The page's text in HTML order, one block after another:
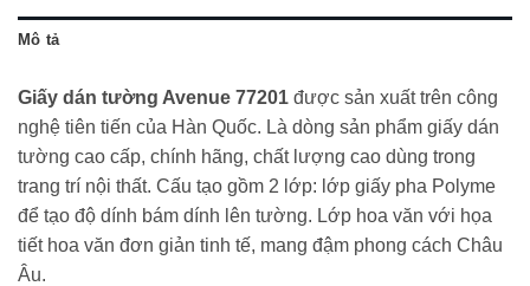
Mô tả
Giấy dán tường Avenue 77201 được sản xuất trên công
nghệ tiên tiến của Hàn Quốc. Là dòng sản phẩm giấy dán
tường cao cấp, chính hãng, chất lượng cao dùng trong
trang trí nội thất. Cấu tạo gồm 2 lớp: lớp giấy pha Polyme
để tạo độ dính bám dính lên tường. Lớp hoa văn với họa
tiết hoa văn đơn giản tinh tế, mang đậm phong cách Châu
Âu.